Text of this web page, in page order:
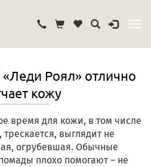
Роял» отлично
кожу
время для кожи, в том числе
выглядит не
огрубевшая. Обычные
плохо помогают – не